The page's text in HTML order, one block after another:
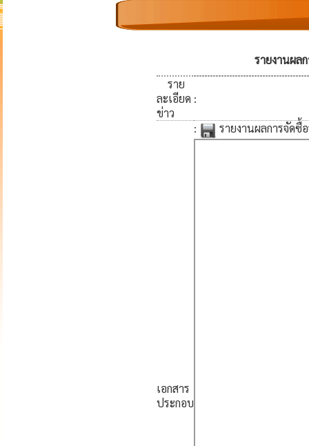
รายงานผล
ราย
ละเอียด
ข่าว
:
เอกสาร
ประกอบ
: รายงานผลการจัดซื้